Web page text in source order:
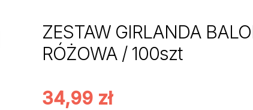
ZESTAW GIRLANDA
RÓŻOWA / 100szt
34,99 zł